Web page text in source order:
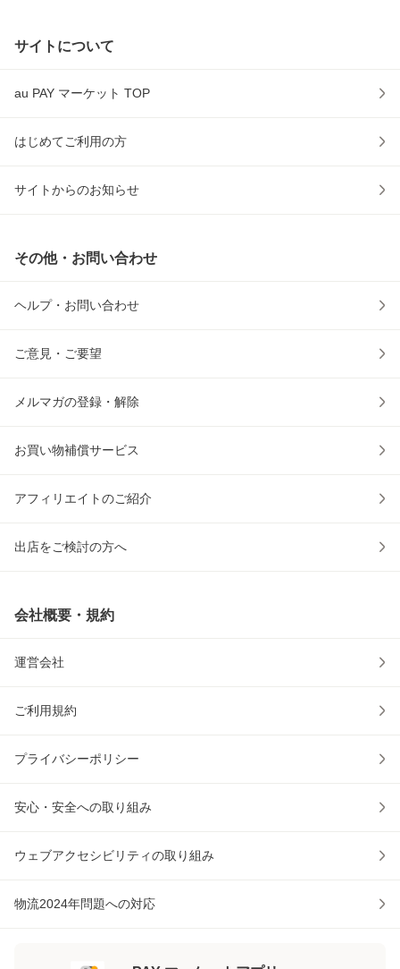
サイトについて
au PAY マーケット TOP
はじめてご利用の方
サイトからのお知らせ
その他・お問い合わせ
ヘルプ・お問い合わせ
ご意見・ご要望
メルマガの登録・解除
お買い物補償サービス
アフィリエイトのご紹介
出店をご検討の方へ
会社概要・規約
運営会社
ご利用規約
プライバシーポリシー
安心・安全への取り組み
ウェブアクセシビリティの取り組み
物流2024年問題への対応